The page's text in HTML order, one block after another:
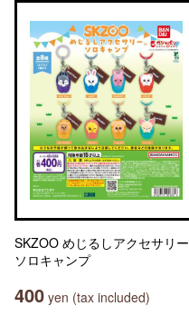
SKZOO めじるしアクセサリー
ソロキャンプ
400 yen (tax included)